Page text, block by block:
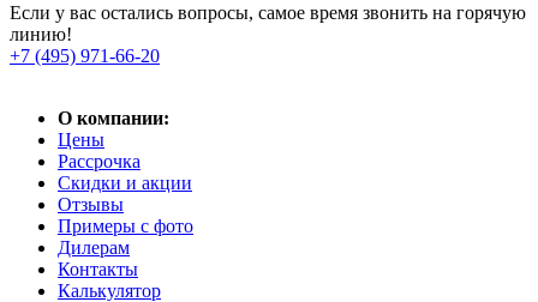
Если у вас остались вопросы, самое время звонить на горячую
линию!
+7 (495) 971-66-20
О компании:
Цены
Рассрочка
Скидки и акции
Отзывы
Примеры с фото
Дилерам
Контакты
Калькулятор